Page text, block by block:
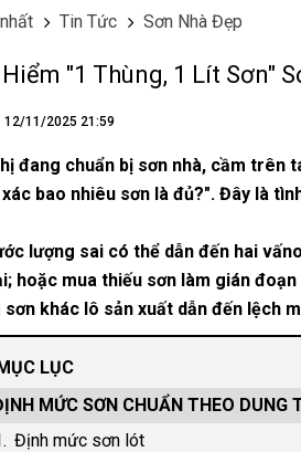
Tin Tức Sơn Nhà Đẹp
"1 Thùng, 1 Lít Sơn"
12/11/2025 21:59
đang chuẩn bị sơn nhà, cầm trên
bao nhiêu sơn là đủ?". Đây là
lượng sai có thể dẫn đến hai
hoặc mua thiếu sơn làm gián
khác lô sản xuất dẫn đến lệch
LỤC
MỨC SƠN CHUẨN THEO DUNG
Định mức sơn lót